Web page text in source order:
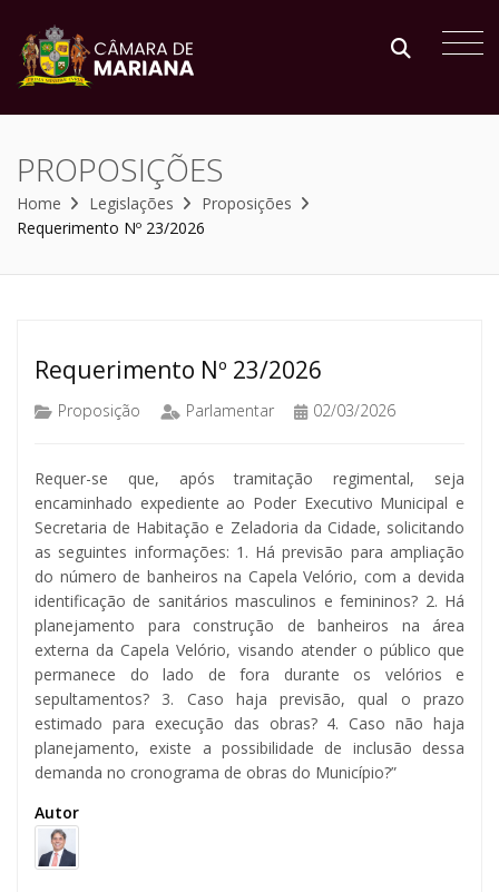
PROPOSIÇÕES
Home Legislações
Proposições
Requerimento Nº 23/2026
Requerimento Nº 23/2026
Proposição Parlamentar 02/03/2026
Requer-se que, após tramitação regimental, seja
encaminhado expediente ao Poder Executivo Municipal e
Secretaria de Habitação e Zeladoria da Cidade, solicitando
as seguintes informações: 1. Há previsão para ampliação
do número de banheiros na Capela Velório, com a devida
identificação de sanitários masculinos e femininos? 2. Há
planejamento para construção de banheiros na área
externa da Capela Velório, visando atender o público que
permanece do lado de fora durante os velórios e
sepultamentos? 3. Caso haja previsão, qual o prazo
estimado para execução das obras? 4. Caso não haja
planejamento, existe a possibilidade de inclusão dessa
demanda no cronograma de obras do Município?”
Autor